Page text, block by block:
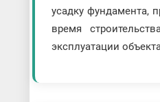
усадку фундамента,
время
эксплуатации